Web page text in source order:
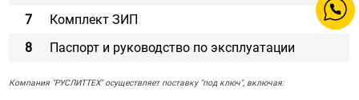
7
Комплект ЗИП
8
Паспорт и руководство по эксплуатации
Компания "РУСЛИТТЕХ" осуществляет поставку "под ключ", включая: